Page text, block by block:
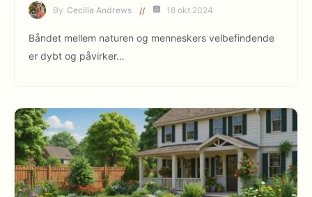
By Cecilia Andrews 18 okt 2024
Båndet mellem naturen og menneskers velbefindende
er dybt og påvirker…